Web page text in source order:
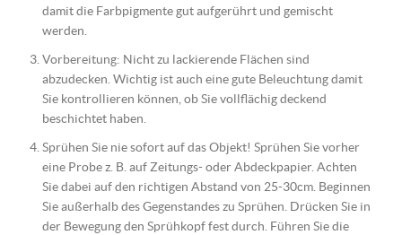
damit die Farbpigmente gut aufgerührt und gemischt
werden.
Vorbereitung: Nicht zu lackierende Flächen sind
abzudecken. Wichtig ist auch eine gute Beleuchtung damit
Sie kontrollieren können, ob Sie vollflächig deckend
beschichtet haben.
Sprühen Sie nie sofort auf das Objekt! Sprühen Sie vorher
eine Probe z. B. auf Zeitungs- oder Abdeckpapier. Achten
Sie dabei auf den richtigen Abstand von 25-30cm. Beginnen
Sie außerhalb des Gegenstandes zu Sprühen. Drücken Sie in
der Bewegung den Sprühkopf fest durch. Führen Sie die